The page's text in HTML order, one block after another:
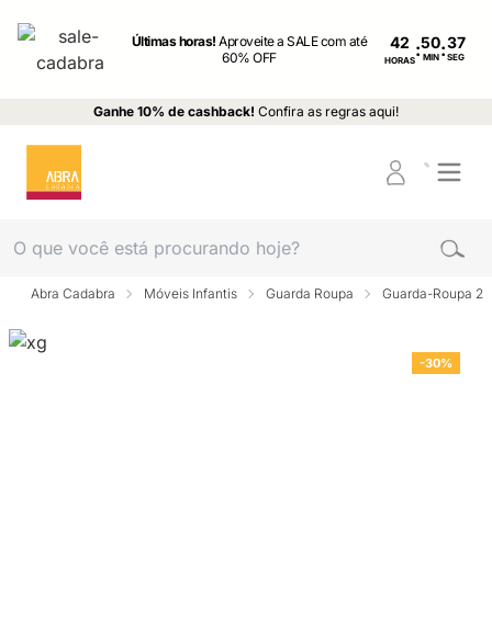
Últimas horas!Aproveite a SALE com até
60% OFF
42
HORAS: MIN : SEG
Ganhe 10% de cashback! Confira as regras aqui!
Abra Cadabra Móveis Infantis Guarda Roupa Guarda-Roupa 2
-30%